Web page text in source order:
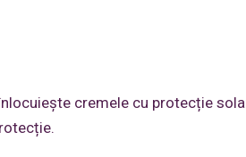
cremele cu protecție